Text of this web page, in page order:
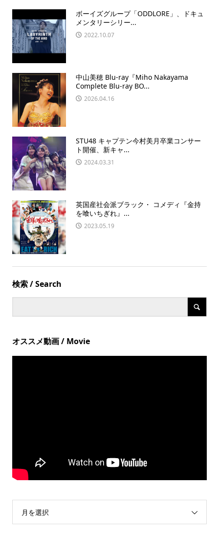
ボーイズグループ「ODDLORE」、ドキュ
メンタリーシリー...
2022.10.07
中山美穂 Blu-ray『Miho Nakayama
Complete Blu-ray BO...
2026.04.16
STU48 キャプテン今村美月卒業コンサー
ト開催、新キャ...
2024.03.31
英国産社会派ブラック・ コメディ『金持
を喰いちぎれ』...
2023.05.19
検索 / Search
オススメ動画 / Movie
月を選択